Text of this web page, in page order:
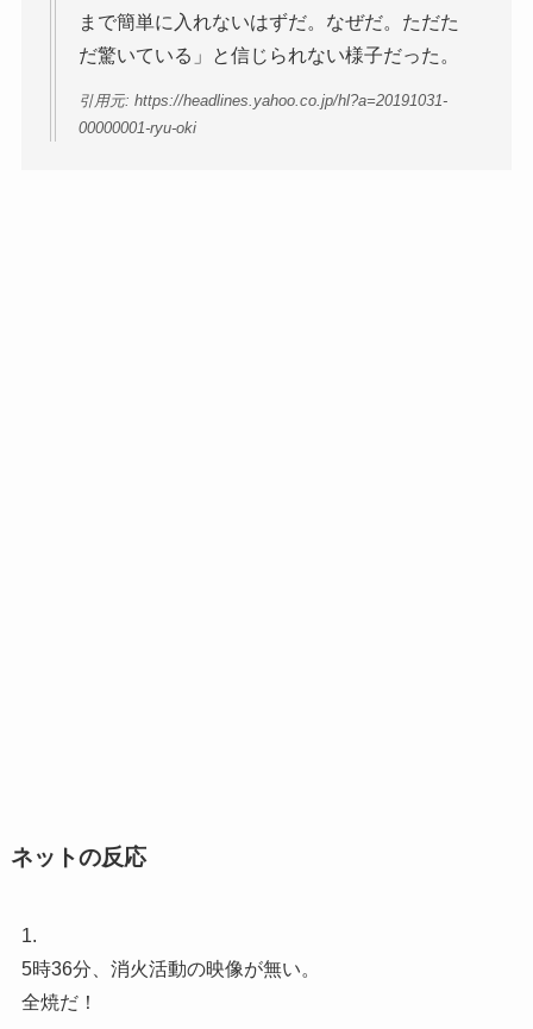
まで簡単に入れないはずだ。なぜだ。ただた
だ驚いている」と信じられない様子だった。
引用元: https://headlines.yahoo.co.jp/hl?a=20191031-
00000001-ryu-oki
ネットの反応
1.
5時36分、消火活動の映像が無い。
全焼だ！